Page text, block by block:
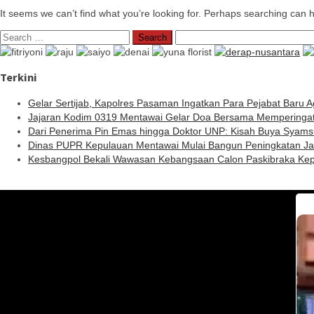
It seems we can’t find what you’re looking for. Perhaps searching can
Search
for:
Terkini
Gelar Sertijab, Kapolres Pasaman Ingatkan Para Pejabat Baru
Jajaran Kodim 0319 Mentawai Gelar Doa Bersama
Dari Penerima Pin Emas hingga Doktor UNP: Kisah Buya
Dinas PUPR Kepulauan Mentawai Mulai Bangun Peningkatan
Kesbangpol Bekali Wawasan Kebangsaan Calon Paskibraka